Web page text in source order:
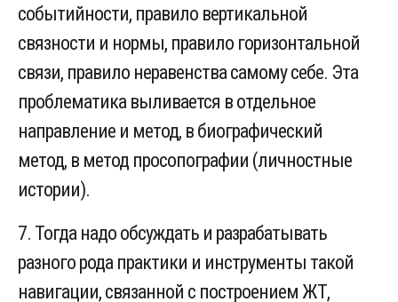
событийности, правило вертикальной
связности и нормы, правило горизонтальной
связи, правило неравенства самому себе. Эта
проблематика выливается в отдельное
направление и метод, в биографический
метод, в метод просопографии (личностные
истории).
7. Тогда надо обсуждать и разрабатывать
разного рода практики и инструменты такой
навигации, связанной с построением ЖТ,